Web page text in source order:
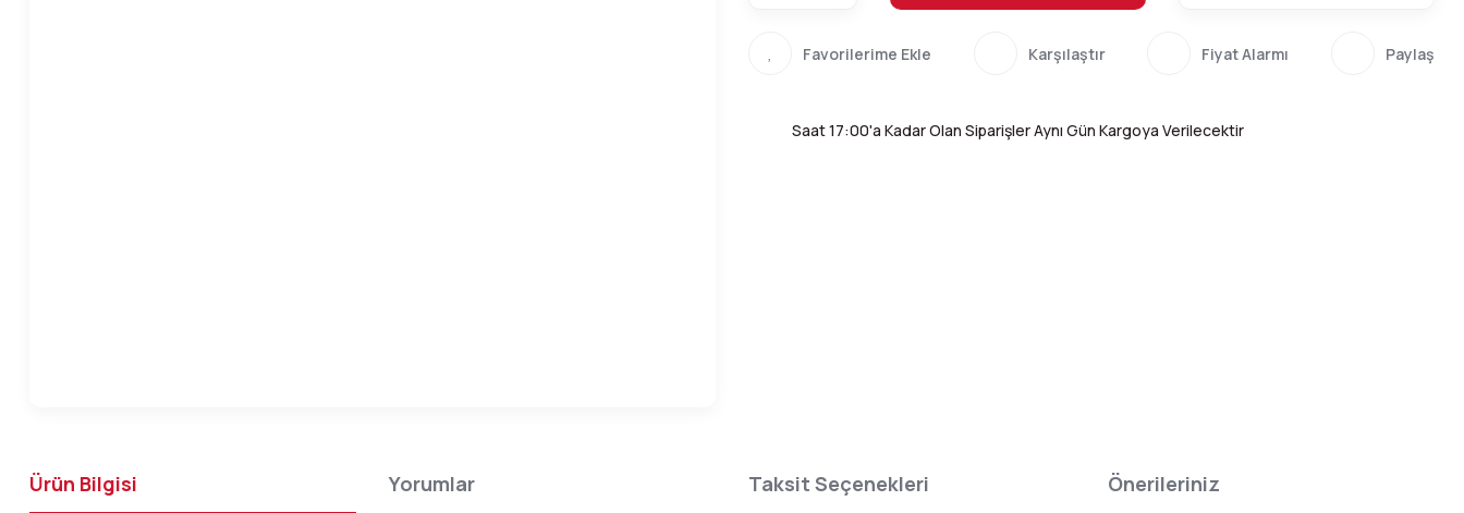
Karşılaştır Fiyat Alarmı Paylaş
Saat 17:00'a Kadar Olan Siparişler Aynı Gün Kargoya Verilecektir
Ürün Bilgisi Yorumlar Taksit Seçenekleri Önerileriniz